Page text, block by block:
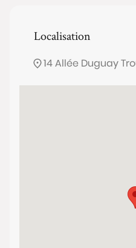
Localisation
14 Allée Duguay